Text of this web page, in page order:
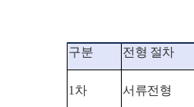
구분 전형 절차
1차 서류전형